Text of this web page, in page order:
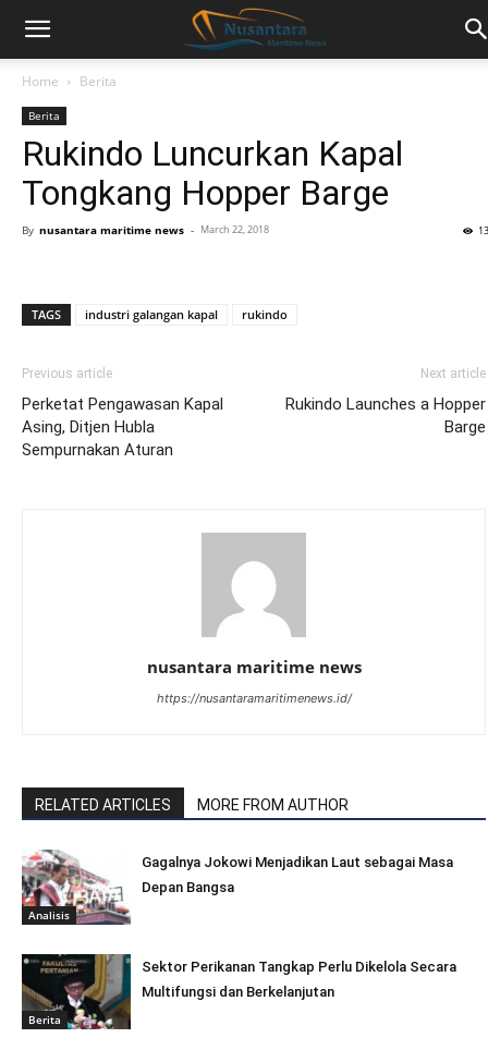
Home Berita
Berita
Rukindo Luncurkan Kapal
Tongkang Hopper Barge
By nusantara maritime news - March 22, 2018
TAGS industri galangan kapal rukindo
Previous article
Perketat Pengawasan Kapal
Asing, Ditjen Hubla
Sempurnakan Aturan
Next article
Rukindo Launches a Hopper
Barge
nusantara maritime news
https://nusantaramaritimenews.id/
RELATED ARTICLES MORE FROM AUTHOR
Analisis
Gagalnya Jokowi Menjadikan Laut sebagai Masa
Depan Bangsa
Berita
Sektor Perikanan Tangkap Perlu Dikelola Secara
Multifungsi dan Berkelanjutan